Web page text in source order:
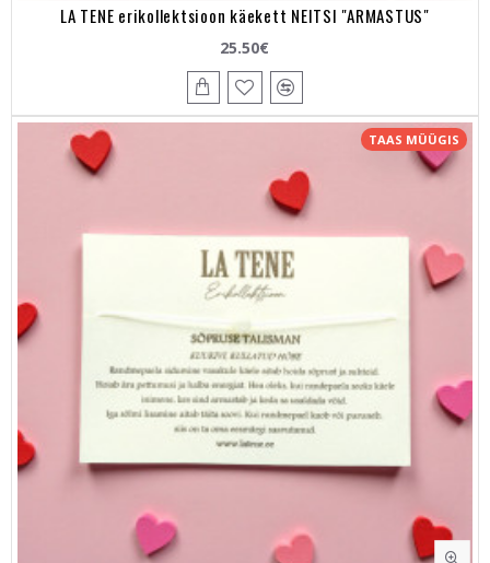
LA TENE erikollektsioon käekett NEITSI "ARMASTUS"
25.50€
TAAS MÜÜGIS